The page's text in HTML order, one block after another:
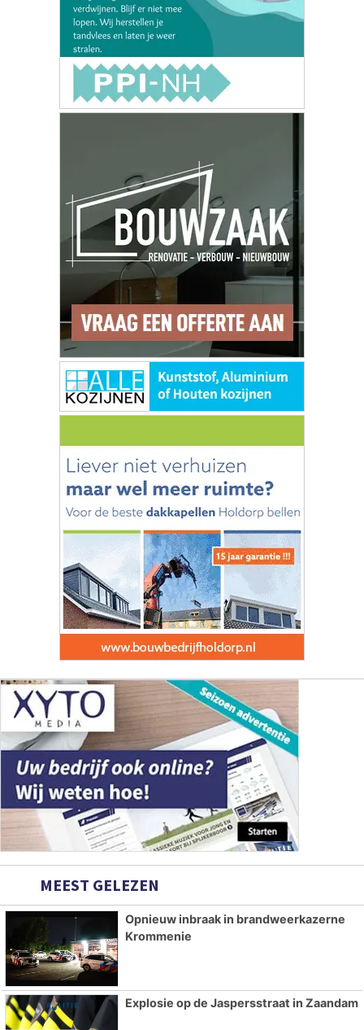
MEEST GELEZEN
Opnieuw inbraak in brandweerkazerne
Krommenie
Explosie op de Jaspersstraat in Zaandam